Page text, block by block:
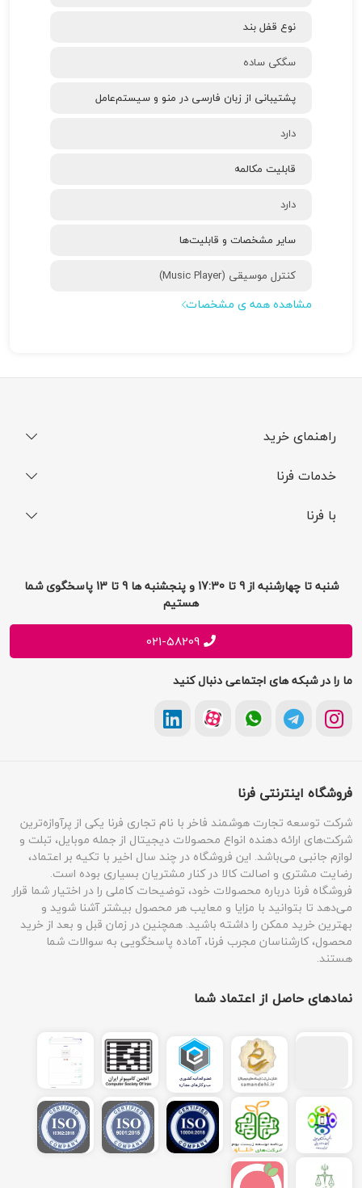
نوع قفل بند
سگکی ساده
پشتیبانی از زبان فارسی در منو و سیستم‌عامل
دارد
قابلیت مکالمه
دارد
سایر مشخصات و قابلیت‌ها
کنترل موسیقی (Music Player)
مشاهده همه ی مشخصات
راهنمای خرید
فرایند ارسال سفارش
راهنمای خرید اقساطی
خدمات فرنا
افتخارات فرنا
شرایط و قوانین
با فرنا
فرصت های شغلی
پیشنهادات و انتقادات
شنبه تا چهارشنبه از 9 تا 17:30 و پنجشنبه ها 9 تا 13 پاسخگوی شما
هستیم
021-58209
ما را در شبکه های اجتماعی دنبال کنید
فروشگاه اینترنتی فرنا
شرکت توسعه تجارت هوشمند فاخر با نام تجاری فرنا یکی از پرآوازه‌ترین
شرکت‌های ارائه دهنده انواع محصولات دیجیتال از جمله موبایل، تبلت و
لوازم جانبی می‌باشد. این فروشگاه در چند سال اخیر با تکیه بر اعتماد،
رضایت مشتری و اصالت کالا در کنار مشتریان بسیاری بوده است.
فروشگاه فرنا درباره محصولات خود، توضیحات کاملی را در اختیار شما قرار
می‌دهد تا بتوانید با مزایا و معایب هر محصول بیشتر آشنا شوید و
بهترین خرید ممکن را داشته باشید. همچنین در زمان قبل و بعد از خرید
محصول، کارشناسان مجرب فرنا، آماده پاسخگویی به سوالات شما
هستند.
نمادهای حاصل از اعتماد شما